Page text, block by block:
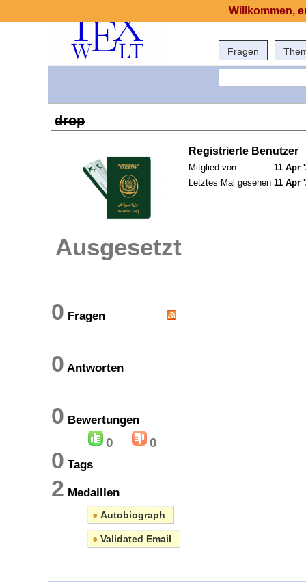
Fragen
drop
Ausgesetzt
Registrierte Benutzer
Mitglied von
11 Apr
Letztes Mal gesehen 11 Apr
0 Fragen
0 Antworten
0 Bewertungen
0 0
0 Tags
2 Medaillen
● Autobiograph
● Validated Email
Willkommen,